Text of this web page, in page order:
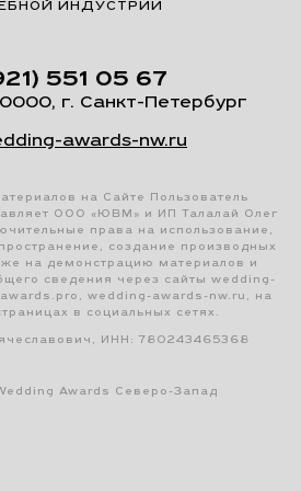
ИНДУСТРИИ
551 05 67
г. Санкт-Петербург
awards-nw.ru
на Сайте Пользователь
ООО «ЮВМ» и ИП Талалай Олег
права на использование,
создание производных
на демонстрацию материалов и
сведения через сайты wedding-
wedding-awards-nw.ru, на
в социальных сетях.
ИНН: 780243465368
Awards Северо-Запад